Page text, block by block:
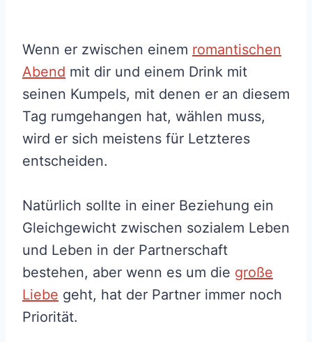
Wenn er zwischen einem romantischen
Abend mit dir und einem Drink mit
seinen Kumpels, mit denen er an diesem
Tag rumgehangen hat, wählen muss,
wird er sich meistens für Letzteres
entscheiden.
Natürlich sollte in einer Beziehung ein
Gleichgewicht zwischen sozialem Leben
und Leben in der Partnerschaft
bestehen, aber wenn es um die große
Liebe geht, hat der Partner immer noch
Priorität.